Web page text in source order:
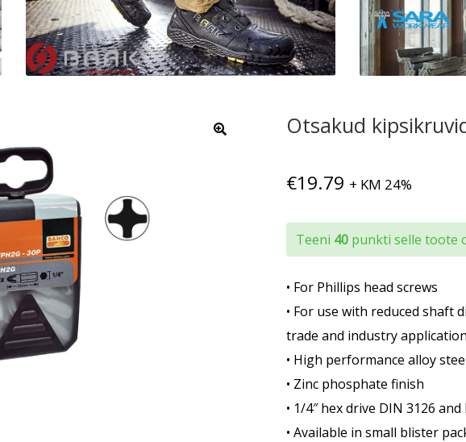
Otsakud
€19.79 + KM 24%
Teeni 40 punkti selle toote
• For Phillips head screws
• For use with reduced shaft
trade and industry
• High performance alloy
• Zinc phosphate finish
• 1/4″ hex drive DIN 3126 and
• Available in small blister